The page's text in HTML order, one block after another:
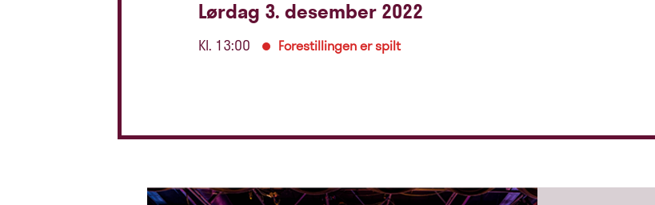
Lørdag 3. desember 2022
Kl. 13:00 Forestillingen er spilt